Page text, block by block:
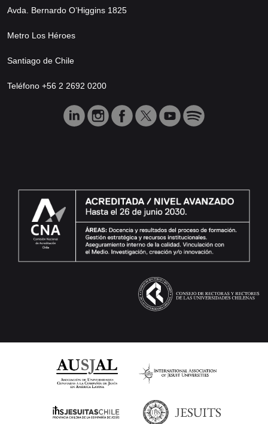
Avda. Bernardo O’Higgins 1825
Metro Los Héroes
Santiago de Chile
Teléfono +56 2 2692 0200